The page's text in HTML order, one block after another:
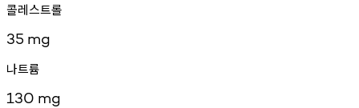
콜레스트롤
35 mg
나트륨
130 mg